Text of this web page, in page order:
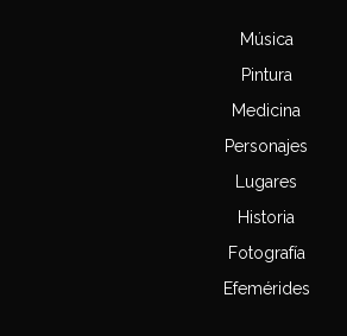
Música
Pintura
Medicina
Personajes
Lugares
Historia
Fotografía
Efemérides